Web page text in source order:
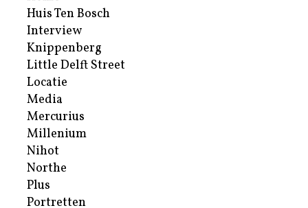
Huis Ten Bosch
Interview
Knippenberg
Little Delft Street
Locatie
Media
Mercurius
Millenium
Nihot
Northe
Plus
Portretten